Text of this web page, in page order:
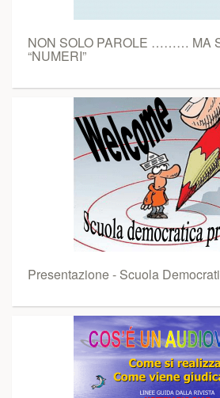
NON SOLO PAROLE ……… MA
“NUMERI”
Presentazione - Scuola